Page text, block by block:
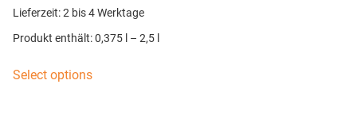
Lieferzeit:2 bis 4 Werktage
Produkt enthält: 0,375 – 2,5
Select options